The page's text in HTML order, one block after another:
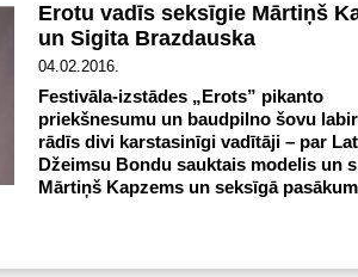
Erotu vadīs seksīgie Mārtiņš
un Sigita Brazdauska
04.02.2016.
Festivāla-izstādes „Erots” pikanto
priekšnesumu un baudpilno šovu
rādīs divi karstasinīgi vadītāji – par
Džeimsu Bondu sauktais modelis un
Mārtiņš Kapzems un seksīgā